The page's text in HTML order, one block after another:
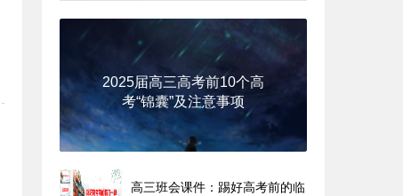
2025届高三高考前10个高
考“锦囊”及注意事项
高三班会课件：踢好高考前的临